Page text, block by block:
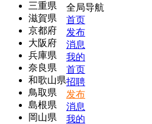
三重県
滋賀県
京都府
大阪府
兵庫県
奈良県
和歌山県
鳥取県
島根県
岡山県
全局导航
首页
发布
消息
我的
首页
招聘
发布
消息
我的